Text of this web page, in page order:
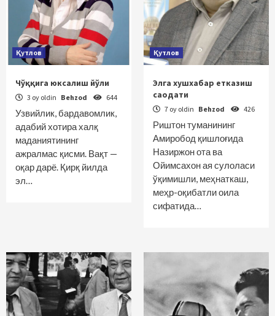
Қутлов
Чўққига юксалиш йўли
3 oy oldin Behzod 644
Узвийлик, бардавомлик,
адабий хотира халқ
маданиятининг
ажралмас қисми. Вақт —
оқар дарё. Қирқ йилда
эл…
Қутлов
Элга хушхабар етказиш
саодати
7 oy oldin Behzod 426
Риштон туманининг
Амиробод қишлоғида
Назиржон ота ва
Ойимсахон ая сулоласи
ўқимишли, меҳнаткаш,
меҳр-оқибатли оила
сифатида…